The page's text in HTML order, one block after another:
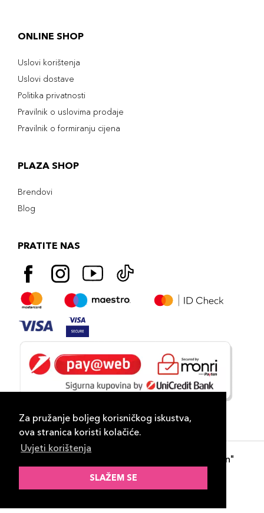
Za pružanje boljeg korisničkog iskustva,
ova stranica koristi kolačiće.
Uvjeti korištenja
SLAŽEM SE
ONLINE SHOP
Uslovi korištenja
Uslovi dostave
Politika privatnosti
Pravilnik o uslovima prodaje
Pravilnik o formiranju cijena
PLAZA SHOP
Brendovi
Blog
PRATITE NAS
- "DP Lux Distribution"
d.o.o. Banja Luka
ID-S Consulting d.o.o. Sarajevo